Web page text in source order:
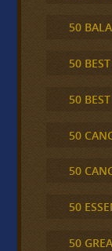
50
50
50
50
50
50
50